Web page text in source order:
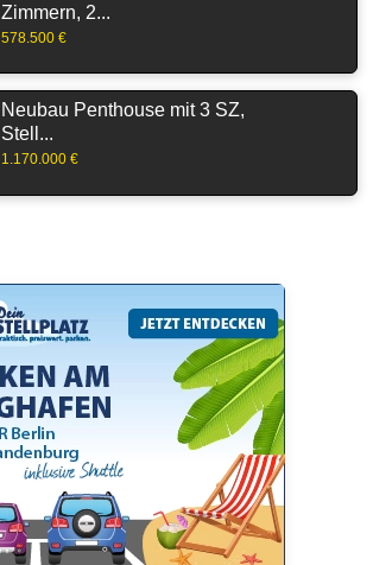
Zimmern, 2...
578.500 €
Neubau Penthouse mit 3 SZ,
Stell...
1.170.000 €